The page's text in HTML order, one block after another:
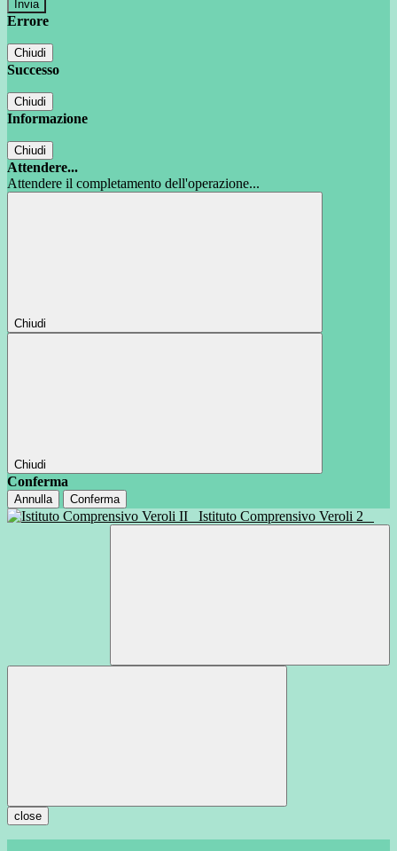
Errore
Chiudi
Successo
Chiudi
Informazione
Chiudi
Attendere...
Attendere il completamento dell'operazione...
Chiudi
Chiudi
Conferma
Annulla Conferma
Istituto Comprensivo Veroli 2
close